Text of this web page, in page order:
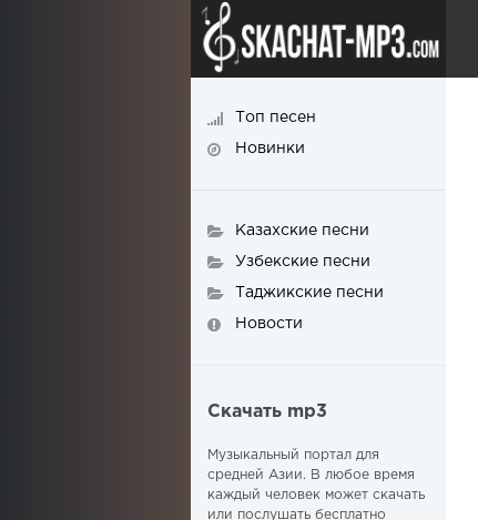
Топ песен
Новинки
Казахские песни
Узбекские песни
Таджикские песни
Новости
Скачать mp3
Музыкальный портал для
средней Азии. В любое время
каждый человек может скачать
или послушать бесплатно